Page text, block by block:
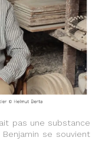
pas une substance
se souvient